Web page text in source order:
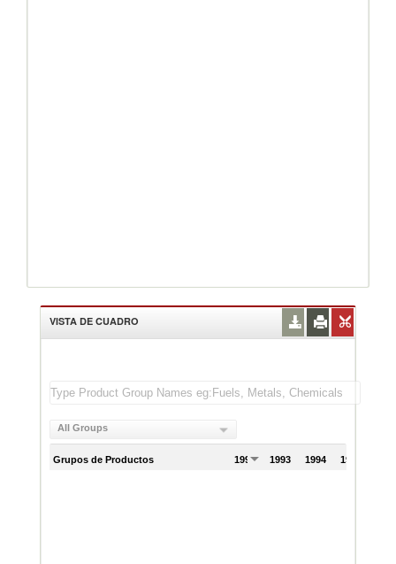
VISTA DE CUADRO
All Groups
Grupos de Productos 1992 1993 1994 1995